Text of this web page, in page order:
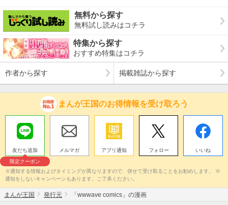
無料から探す
無料試し読みはコチラ
特集から探す
おすすめ特集はコチラ
作者から探す 掲載雑誌から探す
まんが王国のお得情報を受け取ろう
友だち追加
限定クーポン
メルマガ アプリ通知 フォロー いいね
※通知する情報およびタイミングが異なりますので、併せて受け取ることをお勧めします。 ※
通知をしないキャンペーンもあります。ご了承ください。
まんが王国 発行元 「wwwave comics」の漫画